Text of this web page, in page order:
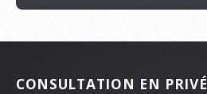
CONSULTATION EN PRIVÉ